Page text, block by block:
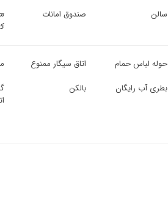
سالن صندوق امانات
حوله لباس حمام اتاق سیگار ممنوع
بطری آب رایگان بالکن